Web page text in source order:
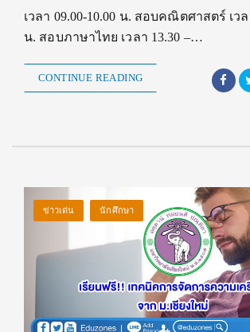
เวลา 09.00-10.00 น. สอบคณิตศาสตร์ เวล
น. สอบภาษาไทย เวลา 13.30 –…
CONTINUE READING
ข่าวเด่น นักศึกษา